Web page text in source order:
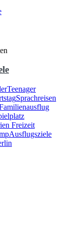
Teenager
Sprachreisen
Freizeit
Ausflugsziele